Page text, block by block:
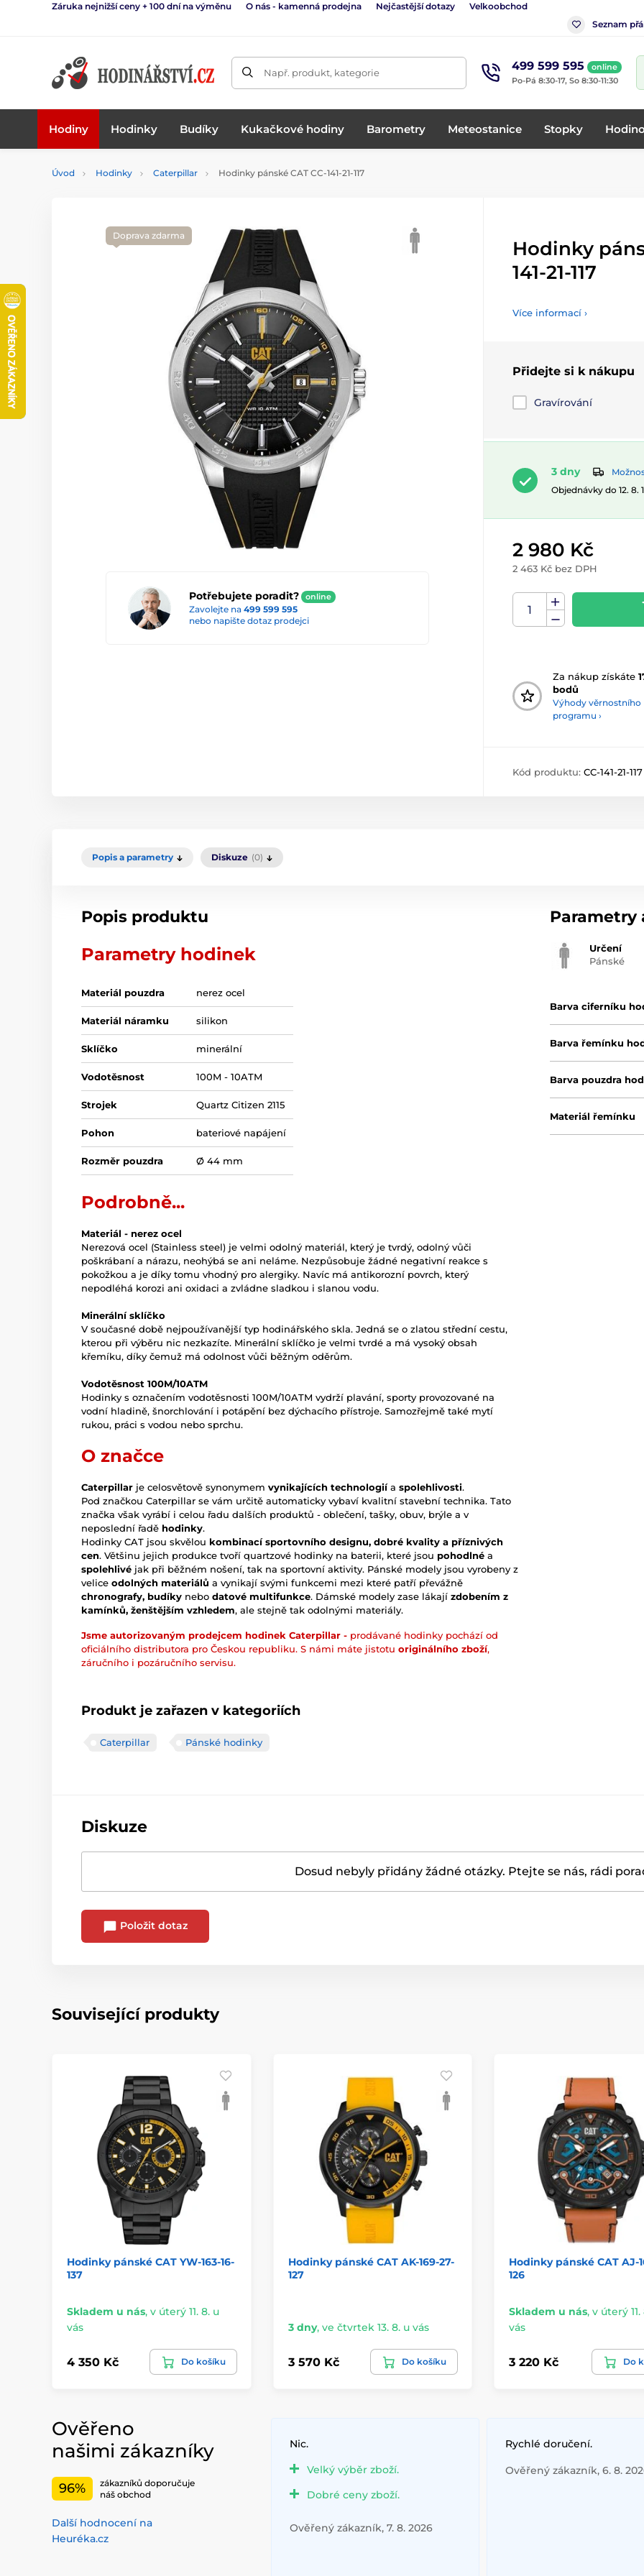
Záruka nejnižší ceny + 100 dní na výměnu O nás - kamenná prodejna Nejčastější dotazy Velkoobchod
Seznam
Např. produkt, kategorie 499 599 595
online
Po-Pá 8:30-17, So 8:30-11:30
Hodiny Hodinky Budíky Kukačkové hodiny Barometry Meteostanice Stopky
Úvod Hodinky Caterpillar Hodinky pánské CAT CC-141-21-117
Potřebujete poradit? online
Zavolejte na 499 599 595
nebo napište dotaz prodejci
Doprava zdarma
Hodinky
141-21-117
Více informací ›
Přidejte si k nákupu
Gravírování
3 dny
Objednávky do 12. 8.
2 980 Kč
2 463 Kč bez DPH
Za nákup získáte
bodů
Výhody věrnostního
programu ›
Kód produktu: CC-141-21-117
Popis a parametry Diskuze (0)
Popis produktu
Parametry hodinek
Materiál pouzdra nerez ocel
Materiál náramku silikon
Sklíčko minerální
Vodotěsnost 100M - 10ATM
Strojek Quartz Citizen 2115
Pohon bateriové napájení
Rozměr pouzdra Ø 44 mm
Podrobně...
Materiál - nerez ocel
Nerezová ocel (Stainless steel) je velmi odolný materiál, který je tvrdý, odolný vůči
poškrábaní a nárazu, neohýbá se ani neláme. Nezpůsobuje žádné negativní reakce s
pokožkou a je díky tomu vhodný pro alergiky. Navíc má antikorozní povrch, který
nepodléhá korozi ani oxidaci a zvládne sladkou i slanou vodu.
Minerální sklíčko
V současné době nejpoužívanější typ hodinářského skla. Jedná se o zlatou střední cestu,
kterou při výběru nic nezkazíte. Minerální sklíčko je velmi tvrdé a má vysoký obsah
křemíku, díky čemuž má odolnost vůči běžným oděrům.
Vodotěsnost 100M/10ATM
Hodinky s označením vodotěsnosti 100M/10ATM vydrží plavání, sporty provozované na
vodní hladině, šnorchlování i potápění bez dýchacího přístroje. Samozřejmě také mytí
rukou, práci s vodou nebo sprchu.
O značce
Caterpillar je celosvětově synonymem vynikajících technologiía spolehlivosti.
Pod značkou Caterpillar se vám určitě automaticky vybaví kvalitní stavební technika. Tato
značka však vyrábí i celou řadu dalších produktů - oblečení, tašky, obuv, brýle a v
neposlední řadě hodinky.
Hodinky CAT jsou skvělou kombinací sportovního designu, dobré kvality a příznivých
cen. Většinu jejich produkce tvoří quartzové hodinky na baterii, které jsou pohodlné a
spolehlivé jak při běžném nošení, tak na sportovní aktivity. Pánské modely jsou vyrobeny z
velice odolných materiálů a vynikají svými funkcemi mezi které patří převážně
chronografy, budíky nebo datové multifunkce. Dámské modely zase lákají zdobením z
kamínků, ženštějším vzhledem, ale stejně tak odolnými materiály.
Jsme autorizovaným prodejcem hodinek Caterpillar - prodávané hodinky pochází od
oficiálního distributora pro Českou republiku. S námi máte jistotu originálního zboží,
záručního i pozáručního servisu.
Produkt je zařazen v kategoriích
Caterpillar Pánské hodinky
Parametry
Určení
Pánské
Barva ciferníku
Barva řemínku
Barva pouzdra
Materiál řemínku
Diskuze
Dosud nebyly přidány žádné otázky. Ptejte se nás, rádi
Položit dotaz
Související produkty
Hodinky pánské CAT YW-163-16-
137
Skladem u nás, v úterý 11. 8. u
vás
4 350 Kč Do košíku
Hodinky pánské CAT AK-169-27-
127
3 dny, ve čtvrtek 13. 8. u vás
3 570 Kč Do košíku
Hodinky pánské CAT AJ-
126
Skladem u nás, v úterý 11.
vás
3 220 Kč Do
Ověřeno
našimi zákazníky
96%
zákazníků doporučuje
náš obchod
Další hodnocení na
Heuréka.cz
Nic.
Velký výběr zboží.
Dobré ceny zboží.
Ověřený zákazník, 7. 8. 2026
Rychlé doručení.
Ověřený zákazník, 6. 8.